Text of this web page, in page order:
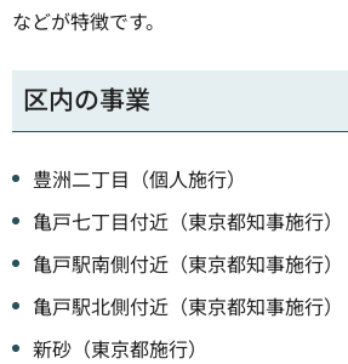
などが特徴です。
区内の事業
豊洲二丁目（個人施行）
亀戸七丁目付近（東京都知事施行）
亀戸駅南側付近（東京都知事施行）
亀戸駅北側付近（東京都知事施行）
新砂（東京都施行）